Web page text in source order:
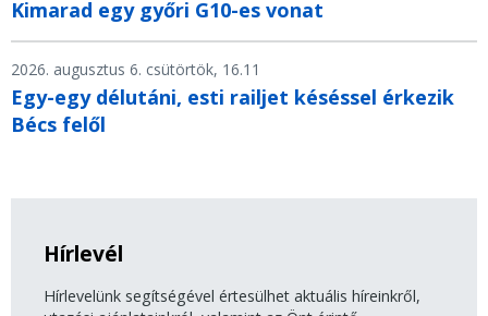
Kimarad egy győri G10-es vonat
2026. augusztus 6. csütörtök, 16.11
Egy-egy délutáni, esti railjet késéssel érkezik
Bécs felől
Hírlevél
Hírlevelünk segítségével értesülhet aktuális híreinkről,